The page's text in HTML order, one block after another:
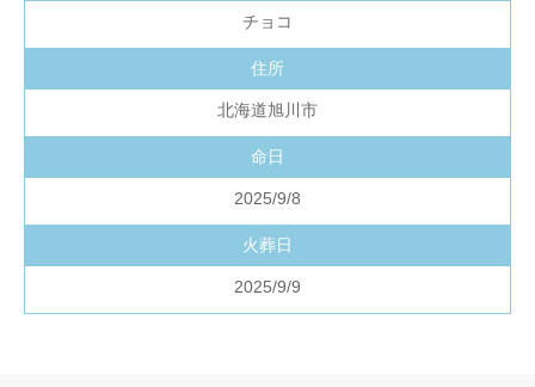
チョコ
住所
北海道旭川市
命日
2025/9/8
火葬日
2025/9/9